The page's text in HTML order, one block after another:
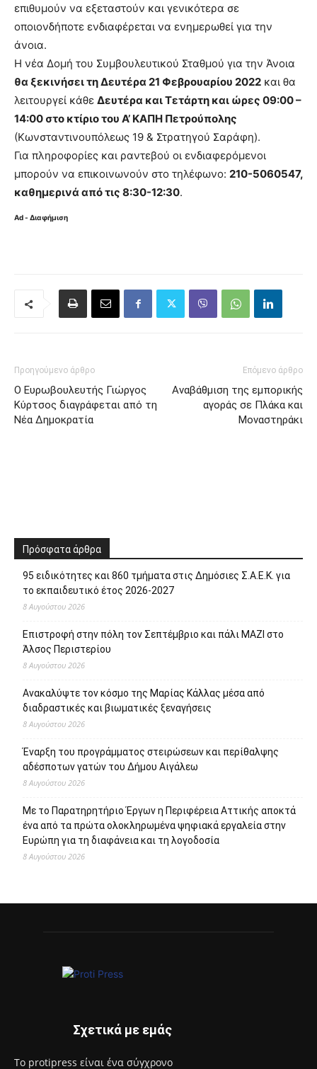
επιθυμούν να εξεταστούν και γενικότερα σε
οποιονδήποτε ενδιαφέρεται να ενημερωθεί για την
άνοια.
Η νέα Δομή του Συμβουλευτικού Σταθμού για την Άνοια
θα ξεκινήσει τη Δευτέρα 21 Φεβρουαρίου 2022 και θα
λειτουργεί κάθε Δευτέρα και Τετάρτη και ώρες 09:00 –
14:00 στο κτίριο του Α’ ΚΑΠΗ Πετρούπολης
(Κωνσταντινουπόλεως 19 & Στρατηγού Σαράφη).
Για πληροφορίες και ραντεβού οι ενδιαφερόμενοι
μπορούν να επικοινωνούν στο τηλέφωνο: 210-5060547,
καθημερινά από τις 8:30-12:30.
Ad - Διαφήμιση
Προηγούμενο άρθρο
Ο Ευρωβουλευτής Γιώργος
Κύρτσος διαγράφεται από τη
Νέα Δημοκρατία
Επόμενο άρθρο
Aναβάθμιση της εμπορικής
αγοράς σε Πλάκα και
Μοναστηράκι
Πρόσφατα άρθρα
95 ειδικότητες και 860 τμήματα στις Δημόσιες Σ.Α.Ε.Κ. για
το εκπαιδευτικό έτος 2026-2027
8 Αυγούστου 2026
Επιστροφή στην πόλη τον Σεπτέμβριο και πάλι ΜΑΖΙ στο
Άλσος Περιστερίου
8 Αυγούστου 2026
Ανακαλύψτε τον κόσμο της Μαρίας Κάλλας μέσα από
διαδραστικές και βιωματικές ξεναγήσεις
8 Αυγούστου 2026
Έναρξη του προγράμματος στειρώσεων και περίθαλψης
αδέσποτων γατών του Δήμου Αιγάλεω
8 Αυγούστου 2026
Με το Παρατηρητήριο Έργων η Περιφέρεια Αττικής αποκτά
ένα από τα πρώτα ολοκληρωμένα ψηφιακά εργαλεία στην
Ευρώπη για τη διαφάνεια και τη λογοδοσία
8 Αυγούστου 2026
Σχετικά με εμάς
Το protipress είναι ένα σύγχρονο